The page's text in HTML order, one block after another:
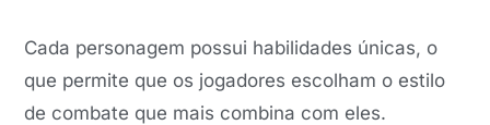
Cada personagem possui habilidades únicas, o
que permite que os jogadores escolham o estilo
de combate que mais combina com eles.